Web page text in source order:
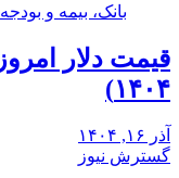
بانک، بیمه و بودجه
۱۴۰۴)
آذر ۱۶, ۱۴۰۴
گسترش نیوز